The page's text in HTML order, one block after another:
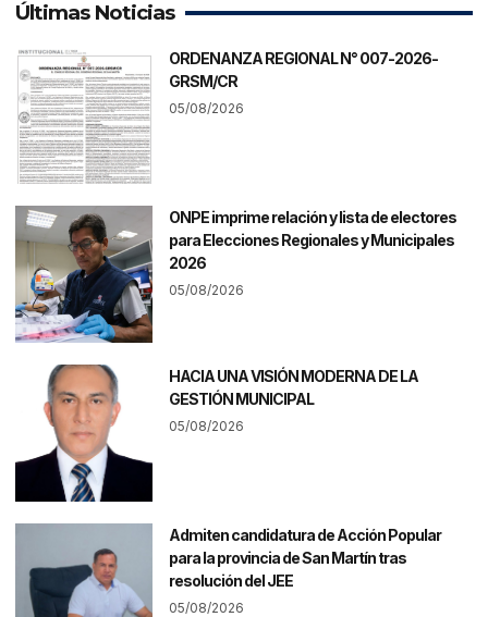
Últimas Noticias
ORDENANZA REGIONAL N° 007-2026-
GRSM/CR
05/08/2026
ONPE imprime relación y lista de electores
para Elecciones Regionales y Municipales
2026
05/08/2026
HACIA UNA VISIÓN MODERNA DE LA
GESTIÓN MUNICIPAL
05/08/2026
Admiten candidatura de Acción Popular
para la provincia de San Martín tras
resolución del JEE
05/08/2026